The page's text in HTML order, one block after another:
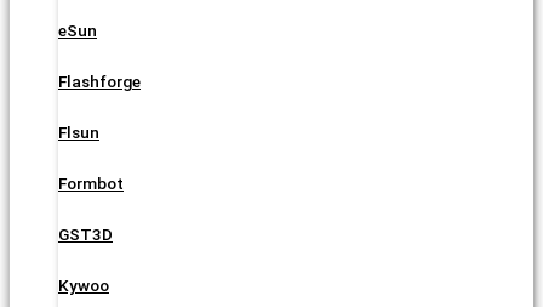
eSun
Flashforge
Flsun
Formbot
GST3D
Kywoo